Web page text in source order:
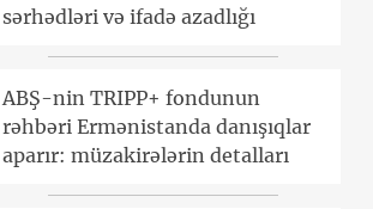
sərhədləri və ifadə azadlığı
ABŞ-nin TRIPP+ fondunun
rəhbəri Ermənistanda danışıqlar
aparır: müzakirələrin detalları